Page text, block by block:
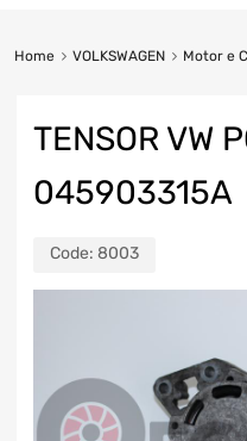
Home VOLKSWAGEN Motor e
TENSOR VW
045903315A
Code: 8003